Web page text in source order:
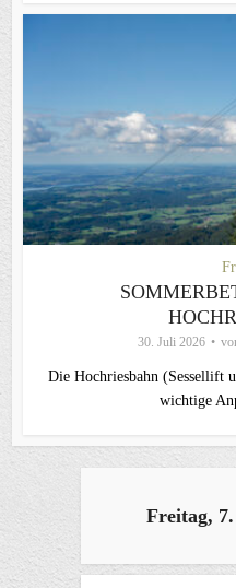
30. Juli 2026
Die Hochriesbahn (Sessellift
wichtige
Freitag,